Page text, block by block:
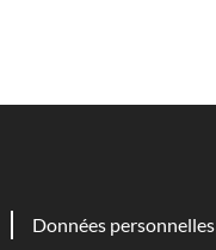
Données personnelles